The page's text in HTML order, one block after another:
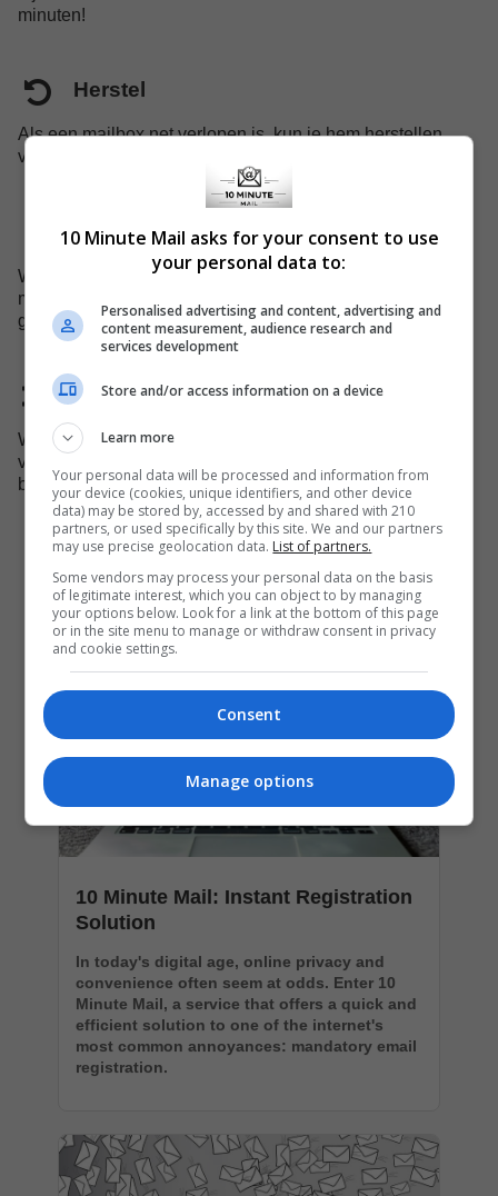
minuten!
Herstel
Als een mailbox net verlopen is, kun je hem herstellen,
voor hij verwijderd wordt uit het systeem.
Mobiele ondersteuning
We hebben een speciale website die geschikt is voor
mobiel. Ook op mobiel kun je onze diensten eenvoudig
gebruiken.
Domeinnaam verandert
We vervangen de domeinnaam om de 45 dagen om te
voorkomen dat sommige beheerders ons domein
blokkeren.
Popular Articles
10 Minute Mail: Instant Registration
Solution
In today's digital age, online privacy and
convenience often seem at odds. Enter 10
Minute Mail, a service that offers a quick and
efficient solution to one of the internet's
most common annoyances: mandatory email
registration.
10 Minute Mail asks for your consent to use
your personal data to:
Personalised advertising and content, advertising and
content measurement, audience research and
services development
Store and/or access information on a device
Learn more
Your personal data will be processed and information from
your device (cookies, unique identifiers, and other device
data) may be stored by, accessed by and shared with 210
partners, or used specifically by this site. We and our partners
may use precise geolocation data. List of partners.
Some vendors may process your personal data on the basis
of legitimate interest, which you can object to by managing
your options below. Look for a link at the bottom of this page
or in the site menu to manage or withdraw consent in privacy
and cookie settings.
Consent
Manage options